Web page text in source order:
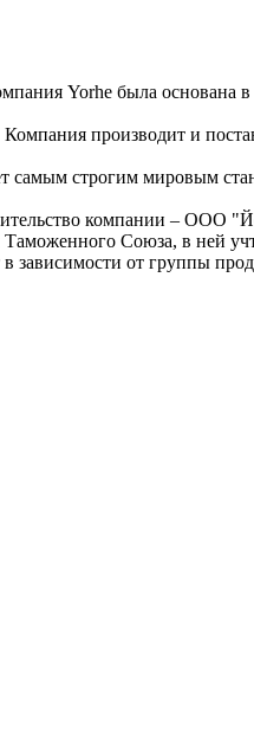
Yorhe была основана
производит и
самым строгим мировым
компании – ООО
Союза, в ней
в зависимости от группы